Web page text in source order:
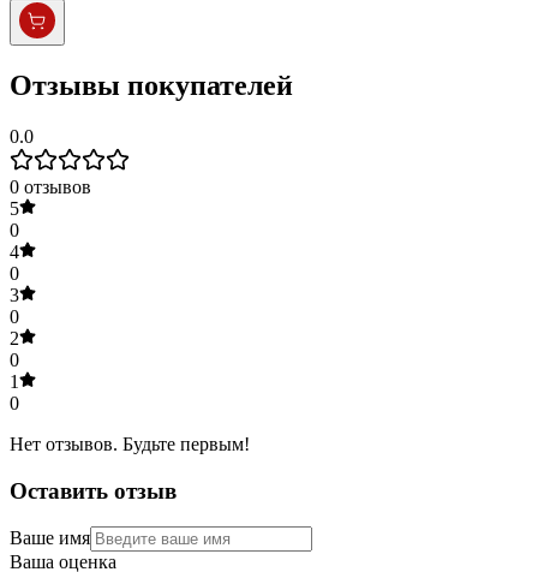
Отзывы покупателей
0.0
0 отзывов
5
0
4
0
3
0
2
0
1
0
Нет отзывов. Будьте первым!
Оставить отзыв
Ваше имя
Ваша оценка